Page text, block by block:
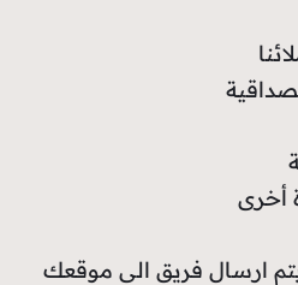
أخرى
ارسال فريق الى موقعك